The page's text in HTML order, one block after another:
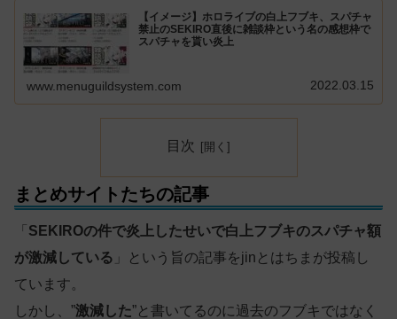
【イメージ】ホロライブの白上フブキ、スパチャ
禁止のSEKIRO直後に雑談枠という名の感想枠で
スパチャを貰い炎上
www.menuguildsystem.com 2022.03.15
目次
まとめサイトたちの記事
「 SEKIROの件で炎上したせいで白上フブキのスパチャ額
が激減している 」という旨の記事をjinとはちまが投稿し
ています。
しかし、”激減した”と書いてるのに過去のフブキではなく